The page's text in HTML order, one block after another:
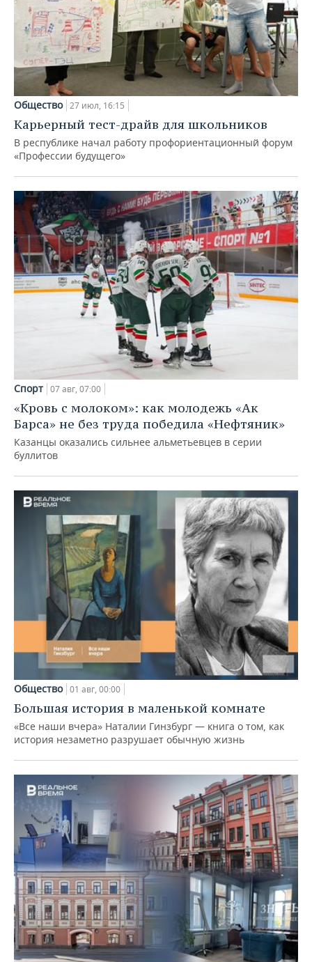
Общество 27 июл, 16:15
Карьерный тест-драйв для школьников
В республике начал работу профориентационный форум
«Профессии будущего»
Спорт 07 авг, 07:00
«Кровь с молоком»: как молодежь «Ак
Барса» не без труда победила «Нефтяник»
Казанцы оказались сильнее альметьевцев в серии
буллитов
Общество 01 авг, 00:00
Большая история в маленькой комнате
«Все наши вчера» Наталии Гинзбург — книга о том, как
история незаметно разрушает обычную жизнь